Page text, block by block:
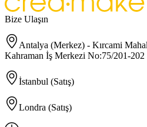
Bize Ulaşın
Antalya (Merkez) - Kırcami
Kahraman İş Merkezi No:75/201-202
İstanbul (Satış)
Londra (Satış)